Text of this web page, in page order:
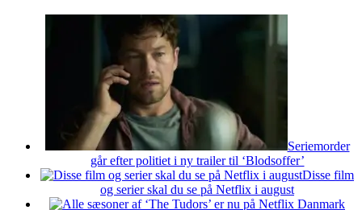
Seriemorder
går efter politiet i ny trailer til ‘Blodsoffer’
Disse film
og serier skal du se på Netflix i august